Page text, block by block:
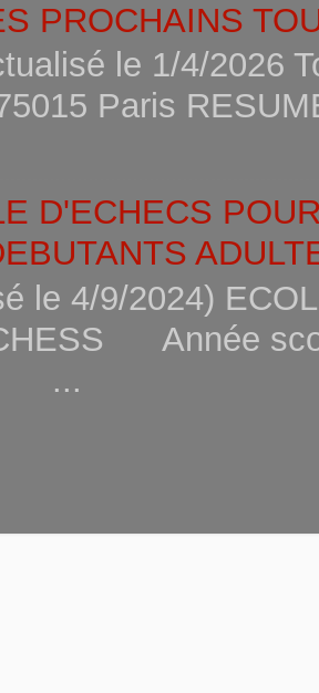
PROCHAINS
le 1/4/2026
75015
D'ECHECS
le 4/9/2024)
Année